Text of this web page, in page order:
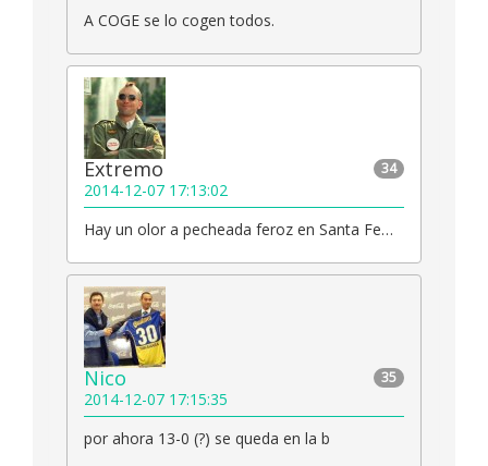
A COGE se lo cogen todos.
34
Extremo
2014-12-07 17:13:02
Hay un olor a pecheada feroz en Santa Fe…
35
Nico
2014-12-07 17:15:35
por ahora 13-0 (?) se queda en la b